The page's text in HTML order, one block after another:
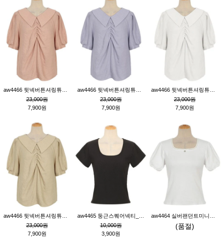
23,000원
7,900원
23,000원
7,900원
23,000원
7,900원
23,000원
7,900원
10,000원
3,900원
(품절)